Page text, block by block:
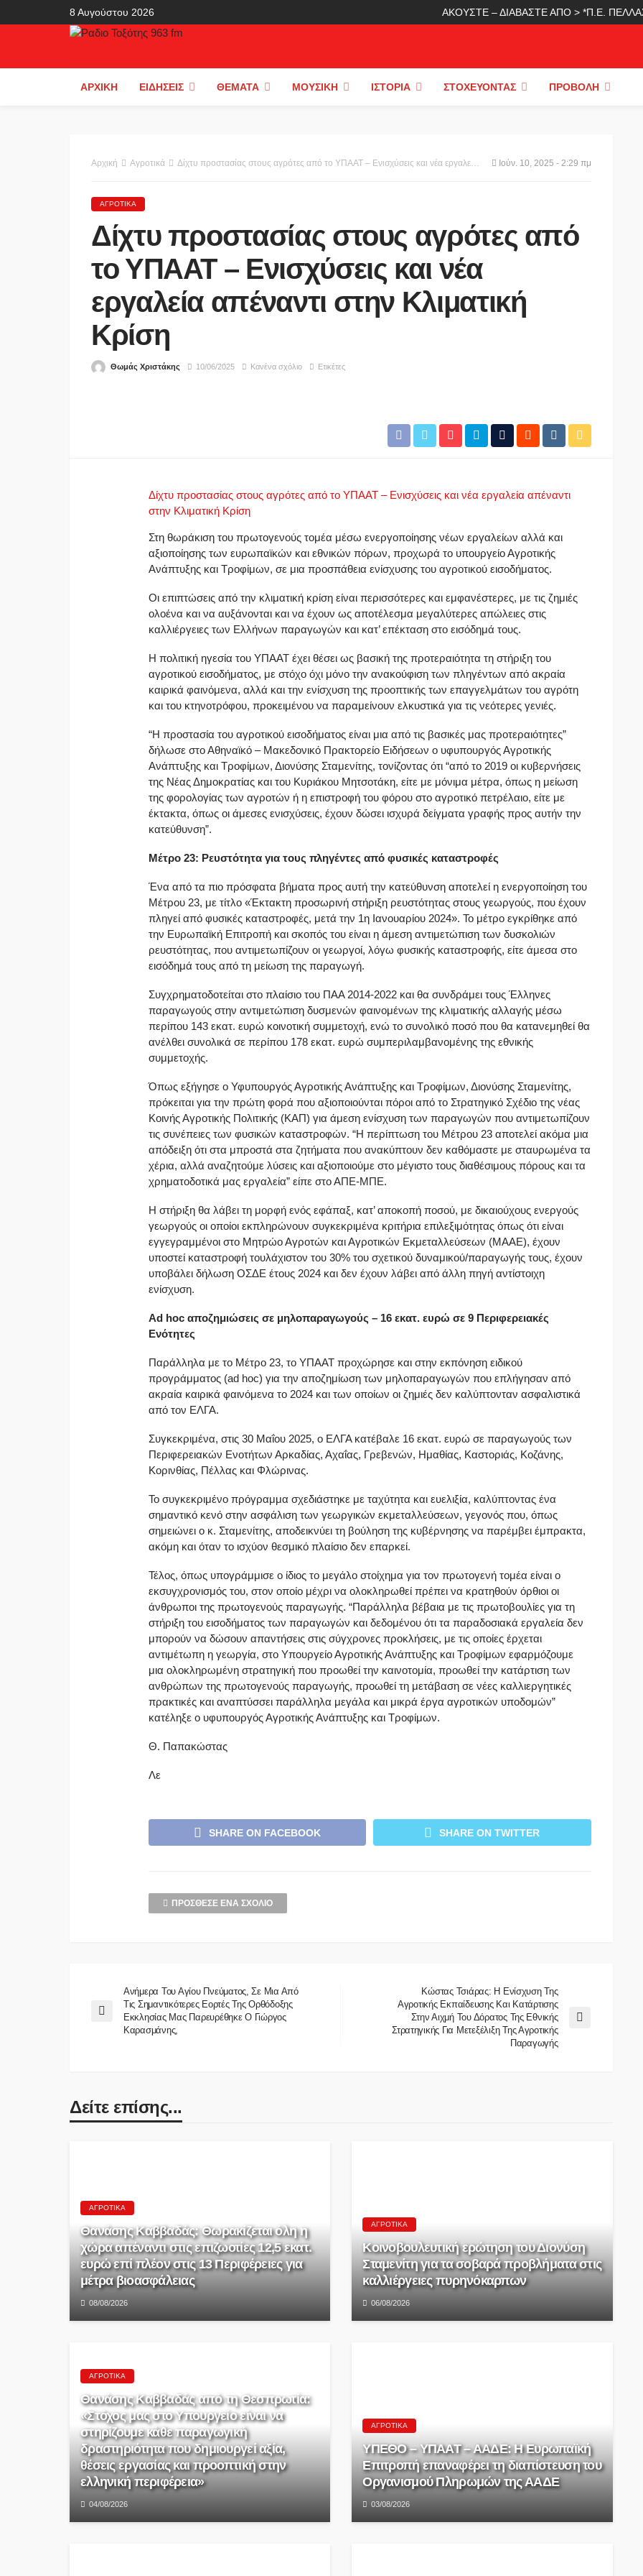
8 Αυγούστου 2026 ΑΚΟΥΣΤΕ – ΔΙΑΒΑΣΤΕ ΑΠΟ > *Π.Ε.
ΑΡΧΙΚΉ ΕΙΔΉΣΕΙΣ ΘΈΜΑΤΑ ΜΟΥΣΙΚΉ ΙΣΤΟΡΊΑ ΣΤΟΧΕΎΟΝΤΑΣ ΠΡΟΒΟΛΉ
Αρχική Αγροτικά Δίχτυ προστασίας στους αγρότες από το ΥΠΑΑΤ – Ενισχύσεις και νέα εργαλεία απέναντι στην Κλιματική Κρίση Ιούν. 10, 2025 - 2:29 πμ
ΑΓΡΟΤΙΚΆ
Δίχτυ προστασίας στους αγρότες από
το ΥΠΑΑΤ – Ενισχύσεις και νέα
εργαλεία απέναντι στην Κλιματική
Κρίση
Θωμάς Χριστάκης 10/06/2025 Κανένα σχόλιο Ετικέτες
Δίχτυ προστασίας στους αγρότες από το ΥΠΑΑΤ – Ενισχύσεις και νέα εργαλεία απέναντι
στην Κλιματική Κρίση
Στη θωράκιση του πρωτογενούς τομέα μέσω ενεργοποίησης νέων εργαλείων αλλά και
αξιοποίησης των ευρωπαϊκών και εθνικών πόρων, προχωρά το υπουργείο Αγροτικής
Ανάπτυξης και Τροφίμων, σε μια προσπάθεια ενίσχυσης του αγροτικού εισοδήματος.
Οι επιπτώσεις από την κλιματική κρίση είναι περισσότερες και εμφανέστερες, με τις ζημιές
ολοένα και να αυξάνονται και να έχουν ως αποτέλεσμα μεγαλύτερες απώλειες στις
καλλιέργειες των Ελλήνων παραγωγών και κατ’ επέκταση στο εισόδημά τους.
Η πολιτική ηγεσία του ΥΠΑΑΤ έχει θέσει ως βασική της προτεραιότητα τη στήριξη του
αγροτικού εισοδήματος, με στόχο όχι μόνο την ανακούφιση των πληγέντων από ακραία
καιρικά φαινόμενα, αλλά και την ενίσχυση της προοπτικής των επαγγελμάτων του αγρότη
και του κτηνοτρόφου, προκειμένου να παραμείνουν ελκυστικά για τις νεότερες γενιές.
“Η προστασία του αγροτικού εισοδήματος είναι μια από τις βασικές μας προτεραιότητες”
δήλωσε στο Αθηναϊκό – Μακεδονικό Πρακτορείο Ειδήσεων ο υφυπουργός Αγροτικής
Ανάπτυξης και Τροφίμων, Διονύσης Σταμενίτης, τονίζοντας ότι “από το 2019 οι κυβερνήσεις
της Νέας Δημοκρατίας και του Κυριάκου Μητσοτάκη, είτε με μόνιμα μέτρα, όπως η μείωση
της φορολογίας των αγροτών ή η επιστροφή του φόρου στο αγροτικό πετρέλαιο, είτε με
έκτακτα, όπως οι άμεσες ενισχύσεις, έχουν δώσει ισχυρά δείγματα γραφής προς αυτήν την
κατεύθυνση”.
Μέτρο 23: Ρευστότητα για τους πληγέντες από φυσικές καταστροφές
Ένα από τα πιο πρόσφατα βήματα προς αυτή την κατεύθυνση αποτελεί η ενεργοποίηση του
Μέτρου 23, με τίτλο «Έκτακτη προσωρινή στήριξη ρευστότητας στους γεωργούς, που έχουν
πληγεί από φυσικές καταστροφές, μετά την 1η Ιανουαρίου 2024». Το μέτρο εγκρίθηκε από
την Ευρωπαϊκή Επιτροπή και σκοπός του είναι η άμεση αντιμετώπιση των δυσκολιών
ρευστότητας, που αντιμετωπίζουν οι γεωργοί, λόγω φυσικής καταστροφής, είτε άμεσα στο
εισόδημά τους από τη μείωση της παραγωγή.
Συγχρηματοδοτείται στο πλαίσιο του ΠΑΑ 2014-2022 και θα συνδράμει τους Έλληνες
παραγωγούς στην αντιμετώπιση δυσμενών φαινομένων της κλιματικής αλλαγής μέσω
περίπου 143 εκατ. ευρώ κοινοτική συμμετοχή, ενώ το συνολικό ποσό που θα κατανεμηθεί θα
ανέλθει συνολικά σε περίπου 178 εκατ. ευρώ συμπεριλαμβανομένης της εθνικής
συμμετοχής.
Όπως εξήγησε ο Υφυπουργός Αγροτικής Ανάπτυξης και Τροφίμων, Διονύσης Σταμενίτης,
πρόκειται για την πρώτη φορά που αξιοποιούνται πόροι από το Στρατηγικό Σχέδιο της νέας
Κοινής Αγροτικής Πολιτικής (ΚΑΠ) για άμεση ενίσχυση των παραγωγών που αντιμετωπίζουν
τις συνέπειες των φυσικών καταστροφών. “Η περίπτωση του Μέτρου 23 αποτελεί ακόμα μια
απόδειξη ότι στα μπροστά στα ζητήματα που ανακύπτουν δεν καθόμαστε με σταυρωμένα τα
χέρια, αλλά αναζητούμε λύσεις και αξιοποιούμε στο μέγιστο τους διαθέσιμους πόρους και τα
χρηματοδοτικά μας εργαλεία” είπε στο ΑΠΕ-ΜΠΕ.
Η στήριξη θα λάβει τη μορφή ενός εφάπαξ, κατ’ αποκοπή ποσού, με δικαιούχους ενεργούς
γεωργούς οι οποίοι εκπληρώνουν συγκεκριμένα κριτήρια επιλεξιμότητας όπως ότι είναι
εγγεγραμμένοι στο Μητρώο Αγροτών και Αγροτικών Εκμεταλλεύσεων (ΜΑΑΕ), έχουν
υποστεί καταστροφή τουλάχιστον του 30% του σχετικού δυναμικού/παραγωγής τους, έχουν
υποβάλει δήλωση ΟΣΔΕ έτους 2024 και δεν έχουν λάβει από άλλη πηγή αντίστοιχη
ενίσχυση.
Ad hoc αποζημιώσεις σε μηλοπαραγωγούς – 16 εκατ. ευρώ σε 9 Περιφερειακές
Ενότητες
Παράλληλα με το Μέτρο 23, το ΥΠΑΑΤ προχώρησε και στην εκπόνηση ειδικού
προγράμματος (ad hoc) για την αποζημίωση των μηλοπαραγωγών που επλήγησαν από
ακραία καιρικά φαινόμενα το 2024 και των οποίων οι ζημιές δεν καλύπτονταν ασφαλιστικά
από τον ΕΛΓΑ.
Συγκεκριμένα, στις 30 Μαΐου 2025, ο ΕΛΓΑ κατέβαλε 16 εκατ. ευρώ σε παραγωγούς των
Περιφερειακών Ενοτήτων Αρκαδίας, Αχαΐας, Γρεβενών, Ημαθίας, Καστοριάς, Κοζάνης,
Κορινθίας, Πέλλας και Φλώρινας.
Το συγκεκριμένο πρόγραμμα σχεδιάστηκε με ταχύτητα και ευελιξία, καλύπτοντας ένα
σημαντικό κενό στην ασφάλιση των γεωργικών εκμεταλλεύσεων, γεγονός που, όπως
σημειώνει ο κ. Σταμενίτης, αποδεικνύει τη βούληση της κυβέρνησης να παρέμβει έμπρακτα,
ακόμη και όταν το ισχύον θεσμικό πλαίσιο δεν επαρκεί.
Τέλος, όπως υπογράμμισε ο ίδιος το μεγάλο στοίχημα για τον πρωτογενή τομέα είναι ο
εκσυγχρονισμός του, στον οποίο μέχρι να ολοκληρωθεί πρέπει να κρατηθούν όρθιοι οι
άνθρωποι της πρωτογενούς παραγωγής. “Παράλληλα βέβαια με τις πρωτοβουλίες για τη
στήριξη του εισοδήματος των παραγωγών και δεδομένου ότι τα παραδοσιακά εργαλεία δεν
μπορούν να δώσουν απαντήσεις στις σύγχρονες προκλήσεις, με τις οποίες έρχεται
αντιμέτωπη η γεωργία, στο Υπουργείο Αγροτικής Ανάπτυξης και Τροφίμων εφαρμόζουμε
μια ολοκληρωμένη στρατηγική που προωθεί την καινοτομία, προωθεί την κατάρτιση των
ανθρώπων της πρωτογενούς παραγωγής, προωθεί τη μετάβαση σε νέες καλλιεργητικές
πρακτικές και αναπτύσσει παράλληλα μεγάλα και μικρά έργα αγροτικών υποδομών”
κατέληξε ο υφυπουργός Αγροτικής Ανάπτυξης και Τροφίμων.
Θ. Παπακώστας
Λε
SHARE ON FACEBOOK SHARE ON TWITTER
ΠΡΌΣΘΕΣΕ ΈΝΑ ΣΧΌΛΙΟ
Ανήμερα Του Αγίου Πνεύματος, Σε Μια Από
Τις Σημαντικότερες Εορτές Της Ορθόδοξης
Εκκλησίας Μας Παρευρέθηκε Ο Γιώργος
Καρασμάνης,
Κώστας Τσιάρας: Η Ενίσχυση Της
Αγροτικής Εκπαίδευσης Και Κατάρτισης
Στην Αιχμή Του Δόρατος Της Εθνικής
Στρατηγικής Για Μετεξέλιξη Της Αγροτικής
Παραγωγής
Δείτε επίσης...
ΑΓΡΟΤΙΚΆ
Θανάσης Καββαδάς: Θωρακίζεται όλη η
χώρα απέναντι στις επιζωοτίες 12,5 εκατ.
ευρώ επί πλέον στις 13 Περιφέρειες για
μέτρα βιοασφάλειας
08/08/2026
ΑΓΡΟΤΙΚΆ
Κοινοβουλευτική ερώτηση του Διονύση
Σταμενίτη για τα σοβαρά προβλήματα στις
καλλιέργειες πυρηνόκαρπων
06/08/2026
ΑΓΡΟΤΙΚΆ
Θανάσης Καββαδάς από τη Θεσπρωτία:
«Στόχος μας στο Υπουργείο είναι να
στηρίζουμε κάθε παραγωγική
δραστηριότητα που δημιουργεί αξία,
θέσεις εργασίας και προοπτική στην
ελληνική περιφέρεια»
04/08/2026
ΑΓΡΟΤΙΚΆ
ΥΠΕΘΟ – ΥΠΑΑΤ – ΑΑΔΕ: H Ευρωπαϊκή
Επιτροπή επαναφέρει τη διαπίστευση του
Οργανισμού Πληρωμών της ΑΑΔΕ
03/08/2026